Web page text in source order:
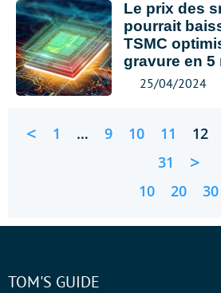
Le prix des
pourrait
TSMC
gravure en 5
25/04/2024
< 1 … 9 10 11 12
31
>
10 20 30
TOM'S GUIDE